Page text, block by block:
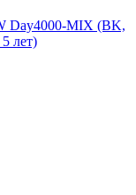
Day4000-MIX (BK,
лет)